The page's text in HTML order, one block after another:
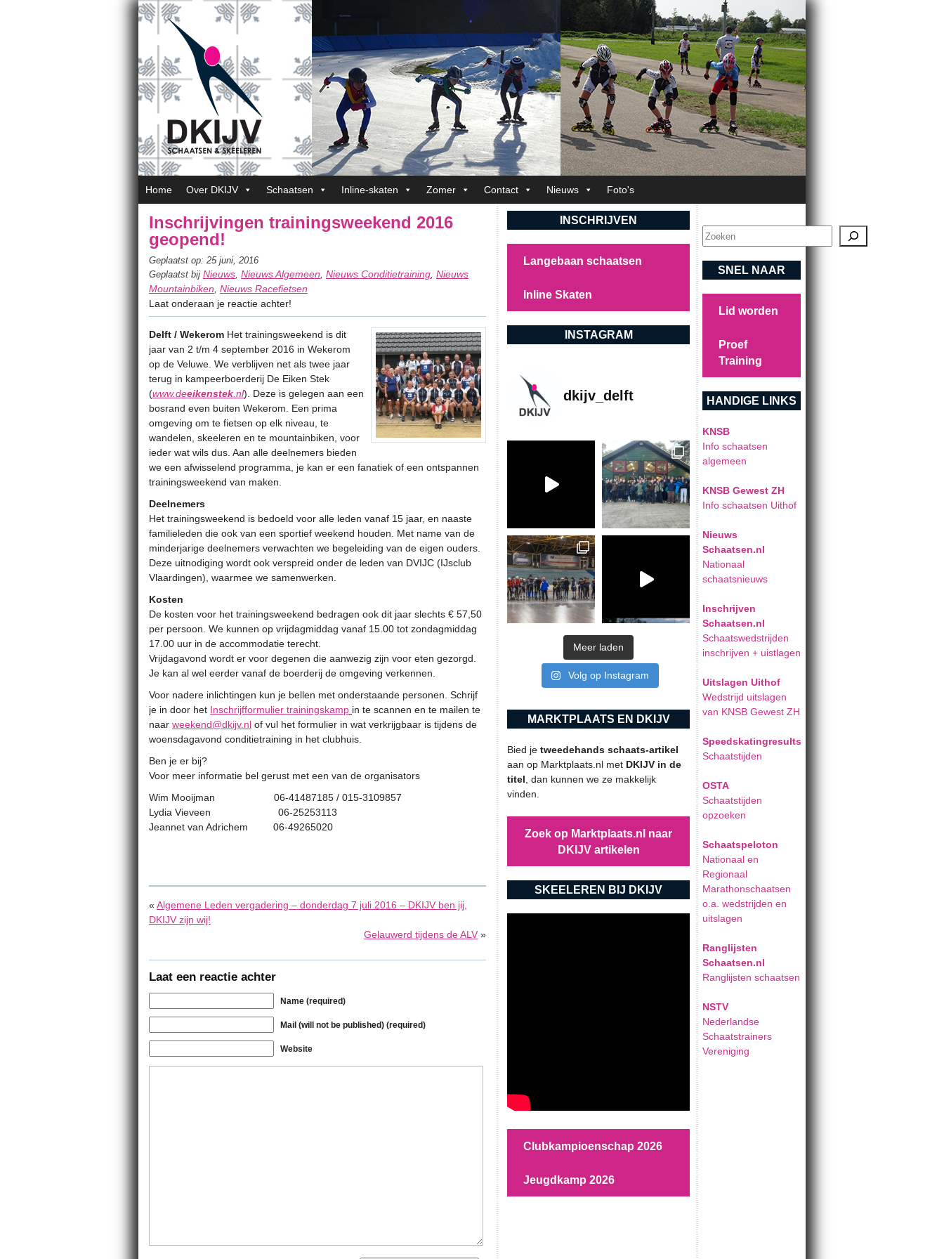
Home Over DKIJV Schaatsen Inline-skaten Zomer Contact Nieuws Foto's
Inschrijvingen trainingsweekend 2016
geopend!
Geplaatst op: 25 juni, 2016
Geplaatst bij Nieuws, Nieuws Algemeen, Nieuws Conditietraining, Nieuws
Mountainbiken, Nieuws Racefietsen
Laat onderaan je reactie achter!
Delft / Wekerom Het trainingsweekend is dit
jaar van 2 t/m 4 september 2016 in Wekerom
op de Veluwe. We verblijven net als twee jaar
terug in kampeerboerderij De Eiken Stek
(www.deeikenstek.nl). Deze is gelegen aan een
bosrand even buiten Wekerom. Een prima
omgeving om te fietsen op elk niveau, te
wandelen, skeeleren en te mountainbiken, voor
ieder wat wils dus. Aan alle deelnemers bieden
we een afwisselend programma, je kan er een fanatiek of een ontspannen
trainingsweekend van maken.
Deelnemers
Het trainingsweekend is bedoeld voor alle leden vanaf 15 jaar, en naaste
familieleden die ook van een sportief weekend houden. Met name van de
minderjarige deelnemers verwachten we begeleiding van de eigen ouders.
Deze uitnodiging wordt ook verspreid onder de leden van DVIJC (IJsclub
Vlaardingen), waarmee we samenwerken.
Kosten
De kosten voor het trainingsweekend bedragen ook dit jaar slechts € 57,50
per persoon. We kunnen op vrijdagmiddag vanaf 15.00 tot zondagmiddag
17.00 uur in de accommodatie terecht.
Vrijdagavond wordt er voor degenen die aanwezig zijn voor eten gezorgd.
Je kan al wel eerder vanaf de boerderij de omgeving verkennen.
Voor nadere inlichtingen kun je bellen met onderstaande personen. Schrijf
je in door het Inschrijfformulier trainingskamp in te scannen en te mailen te
naar weekend@dkijv.nl of vul het formulier in wat verkrijgbaar is tijdens de
woensdagavond conditietraining in het clubhuis.
Ben je er bij?
Voor meer informatie bel gerust met een van de organisators
Wim Mooijman 06-41487185 / 015-3109857
Lydia Vieveen 06-25253113
Jeannet van Adrichem 06-49265020
« Algemene Leden vergadering – donderdag 7 juli 2016 – DKIJV ben jij,
DKIJV zijn wij!
Gelauwerd tijdens de ALV »
Laat een reactie achter
Name (required)
Mail (will not be published) (required)
Website
INSCHRIJVEN
Langebaan schaatsen
Inline Skaten
INSTAGRAM
dkijv_delft
Meer laden
Volg op Instagram
MARKTPLAATS EN DKIJV
Bied je tweedehands schaats-artikel
aan op Marktplaats.nl met DKIJV in de
titel , dan kunnen we ze makkelijk
vinden.
Zoek op Marktplaats.nl naar
DKIJV artikelen
SKEELEREN BIJ DKIJV
Clubkampioenschap 2026
Jeugdkamp 2026
Zoeken
SNEL NAAR
Lid worden
Proef
Training
HANDIGE LINKS
KNSB
Info schaatsen
algemeen
KNSB Gewest ZH
Info schaatsen Uithof
Nieuws
Schaatsen.nl
Nationaal
schaatsnieuws
Inschrijven
Schaatsen.nl
Schaatswedstrijden
inschrijven + uistlagen
Uitslagen Uithof
Wedstrijd uitslagen
van KNSB Gewest ZH
Speedskatingresults
Schaatstijden
OSTA
Schaatstijden
opzoeken
Schaatspeloton
Nationaal en
Regionaal
Marathonschaatsen
o.a. wedstrijden en
uitslagen
Ranglijsten
Schaatsen.nl
Ranglijsten schaatsen
NSTV
Nederlandse
Schaatstrainers
Vereniging